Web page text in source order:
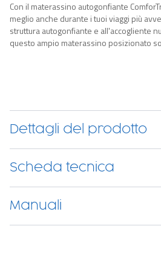
Con il materassino autogonfiante
meglio anche durante i tuoi viaggi più
struttura autogonfiante e all'accogliente
questo ampio materassino posizionato
realizzato in ToughLite, un materiale
1 materassino, 1 toppa per riparazioni, 1
Dettagli del prodotto
Scheda tecnica
Manuali